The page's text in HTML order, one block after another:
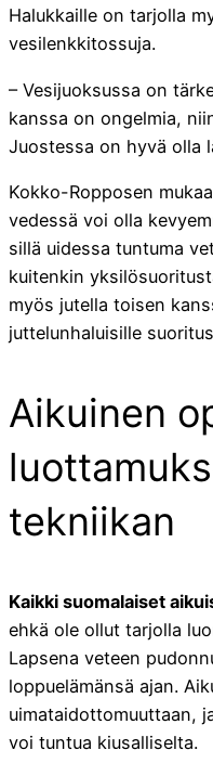
Halukkaille on tarjolla
vesilenkkitossuja.
– Vesijuoksussa on
kanssa on ongelmia,
Juostessa on hyvä olla
Kokko-Ropposen
vedessä voi olla
sillä uidessa tuntuma
kuitenkin
myös jutella toisen
juttelunhaluisille
Aikuinen
tekniikan
Kaikki suomalaiset
ehkä ole ollut tarjolla
Lapsena veteen
loppuelämänsä ajan.
uimataidottomuuttaan,
voi tuntua kiusalliselta.